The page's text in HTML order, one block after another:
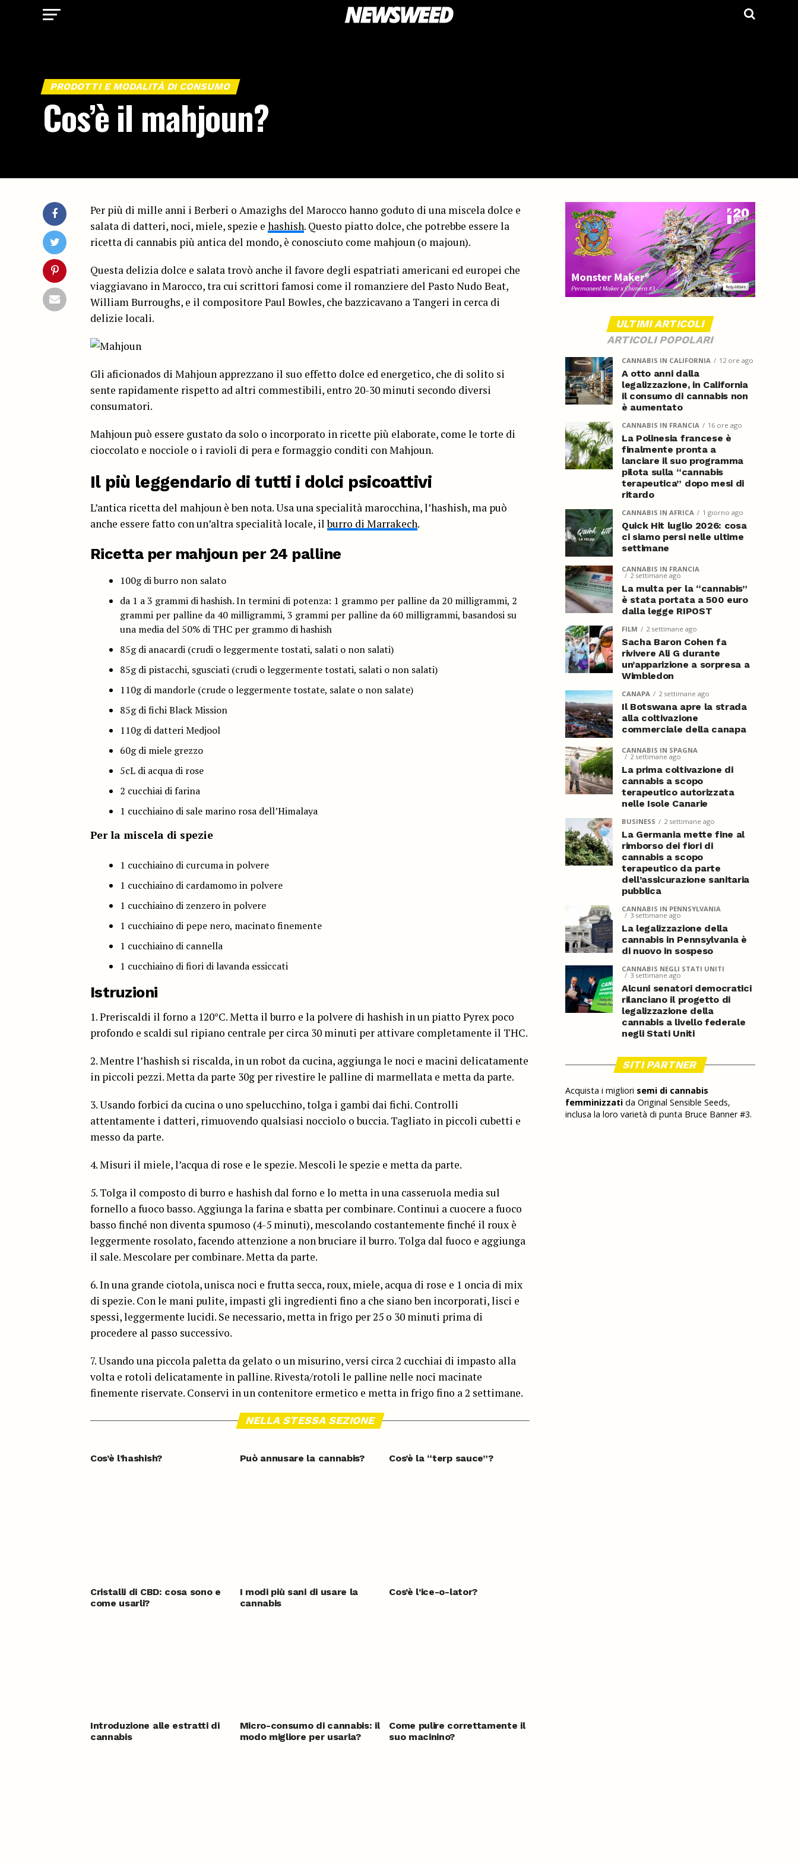
PRODOTTI E MODALITÀ DI CONSUMO
Cos’è il mahjoun?
Per più di mille anni i Berberi o Amazighs del Marocco hanno goduto di una miscela dolce e
salata di datteri, noci, miele, spezie e hashish. Questo piatto dolce, che potrebbe essere la
ricetta di cannabis più antica del mondo, è conosciuto come mahjoun (o majoun).
Questa delizia dolce e salata trovò anche il favore degli espatriati americani ed europei che
viaggiavano in Marocco, tra cui scrittori famosi come il romanziere del Pasto Nudo Beat,
William Burroughs, e il compositore Paul Bowles, che bazzicavano a Tangeri in cerca di
delizie locali.
Gli aficionados di Mahjoun apprezzano il suo effetto dolce ed energetico, che di solito si
sente rapidamente rispetto ad altri commestibili, entro 20-30 minuti secondo diversi
consumatori.
Mahjoun può essere gustato da solo o incorporato in ricette più elaborate, come le torte di
cioccolato e nocciole o i ravioli di pera e formaggio conditi con Mahjoun.
Il più leggendario di tutti i dolci psicoattivi
L’antica ricetta del mahjoun è ben nota. Usa una specialità marocchina, l’hashish, ma può
anche essere fatto con un’altra specialità locale, ilburro di Marrakech.
Ricetta per mahjoun per 24 palline
100g di burro non salato
da 1 a 3 grammi di hashish. In termini di potenza: 1 grammo per palline da 20 milligrammi, 2
grammi per palline da 40 milligrammi, 3 grammi per palline da 60 milligrammi, basandosi su
una media del 50% di THC per grammo di hashish
85g di anacardi (crudi o leggermente tostati, salati o non salati)
85g di pistacchi, sgusciati (crudi o leggermente tostati, salati o non salati)
110g di mandorle (crude o leggermente tostate, salate o non salate)
85g di fichi Black Mission
110g di datteri Medjool
60g di miele grezzo
5cL di acqua di rose
2 cucchiai di farina
1 cucchiaino di sale marino rosa dell’Himalaya
Per la miscela di spezie
1 cucchiaino di curcuma in polvere
1 cucchiaino di cardamomo in polvere
1 cucchiaino di zenzero in polvere
1 cucchiaino di pepe nero, macinato finemente
1 cucchiaino di cannella
1 cucchiaino di fiori di lavanda essiccati
Istruzioni
1. Preriscaldi il forno a 120°C. Metta il burro e la polvere di hashish in un piatto Pyrex poco
profondo e scaldi sul ripiano centrale per circa 30 minuti per attivare completamente il THC.
2. Mentre l’hashish si riscalda, in un robot da cucina, aggiunga le noci e macini delicatamente
in piccoli pezzi. Metta da parte 30g per rivestire le palline di marmellata e metta da parte.
3. Usando forbici da cucina o uno spelucchino, tolga i gambi dai fichi. Controlli
attentamente i datteri, rimuovendo qualsiasi nocciolo o buccia. Tagliato in piccoli cubetti e
messo da parte.
4. Misuri il miele, l’acqua di rose e le spezie. Mescoli le spezie e metta da parte.
5. Tolga il composto di burro e hashish dal forno e lo metta in una casseruola media sul
fornello a fuoco basso. Aggiunga la farina e sbatta per combinare. Continui a cuocere a fuoco
basso finché non diventa spumoso (4-5 minuti), mescolando costantemente finché il roux è
leggermente rosolato, facendo attenzione a non bruciare il burro. Tolga dal fuoco e aggiunga
il sale. Mescolare per combinare. Metta da parte.
6. In una grande ciotola, unisca noci e frutta secca, roux, miele, acqua di rose e 1 oncia di mix
di spezie. Con le mani pulite, impasti gli ingredienti fino a che siano ben incorporati, lisci e
spessi, leggermente lucidi. Se necessario, metta in frigo per 25 o 30 minuti prima di
procedere al passo successivo.
7. Usando una piccola paletta da gelato o un misurino, versi circa 2 cucchiai di impasto alla
volta e rotoli delicatamente in palline. Rivesta/rotoli le palline nelle noci macinate
finemente riservate. Conservi in un contenitore ermetico e metta in frigo fino a 2 settimane.
NELLA STESSA SEZIONE
Cos’è l’hashish? Può annusare la cannabis? Cos’è la “terp sauce”?
Cristalli di CBD: cosa sono e
come usarli?
I modi più sani di usare la
cannabis
Cos’è l’ice-o-lator?
Introduzione alle estratti di
cannabis
Micro-consumo di cannabis: il
modo migliore per usarla?
Come pulire correttamente il
suo macinino?
ULTIMI ARTICOLI
ARTICOLI POPOLARI
CANNABIS IN CALIFORNIA 12 ore ago
A otto anni dalla
legalizzazione, in California
il consumo di cannabis non
è aumentato
CANNABIS IN FRANCIA 16 ore ago
La Polinesia francese è
finalmente pronta a
lanciare il suo programma
pilota sulla “cannabis
terapeutica” dopo mesi di
ritardo
CANNABIS IN AFRICA 1 giorno ago
Quick Hit luglio 2026: cosa
ci siamo persi nelle ultime
settimane
CANNABIS IN FRANCIA
2 settimane ago
La multa per la “cannabis”
è stata portata a 500 euro
dalla legge RIPOST
FILM 2 settimane ago
Sacha Baron Cohen fa
rivivere Ali G durante
un’apparizione a sorpresa a
Wimbledon
CANAPA 2 settimane ago
Il Botswana apre la strada
alla coltivazione
commerciale della canapa
CANNABIS IN SPAGNA
2 settimane ago
La prima coltivazione di
cannabis a scopo
terapeutico autorizzata
nelle Isole Canarie
BUSINESS 2 settimane ago
La Germania mette fine al
rimborso dei fiori di
cannabis a scopo
terapeutico da parte
dell’assicurazione sanitaria
pubblica
CANNABIS IN PENNSYLVANIA
3 settimane ago
La legalizzazione della
cannabis in Pennsylvania è
di nuovo in sospeso
CANNABIS NEGLI STATI UNITI
3 settimane ago
Alcuni senatori democratici
rilanciano il progetto di
legalizzazione della
cannabis a livello federale
negli Stati Uniti
SITI PARTNER
Acquista i migliori semi di cannabis
femminizzati da Original Sensible Seeds,
inclusa la loro varietà di punta Bruce Banner #3.